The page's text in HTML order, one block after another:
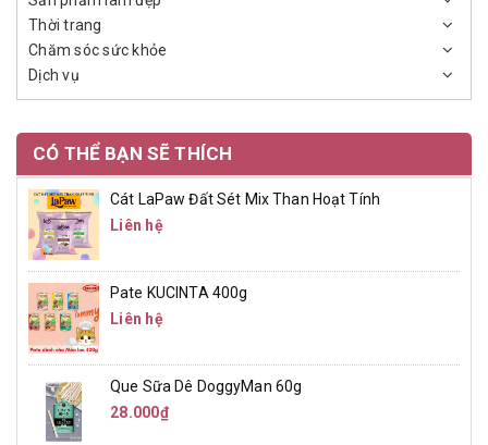
Thời trang
Chăm sóc sức khỏe
Dịch vụ
CÓ THỂ BẠN SẼ THÍCH
Cát LaPaw Đất Sét Mix Than Hoạt Tính
Liên hệ
Pate KUCINTA 400g
Liên hệ
Que Sữa Dê DoggyMan 60g
28.000₫